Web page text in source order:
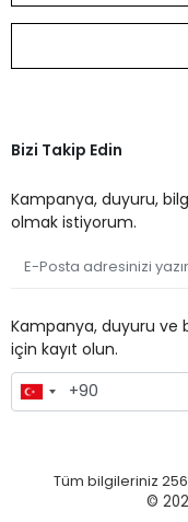
Bizi Takip Edin
Kampanya, duyuru,
olmak istiyorum.
Kampanya, duyuru ve
için kayıt olun.
Tüm bilgileriniz
©